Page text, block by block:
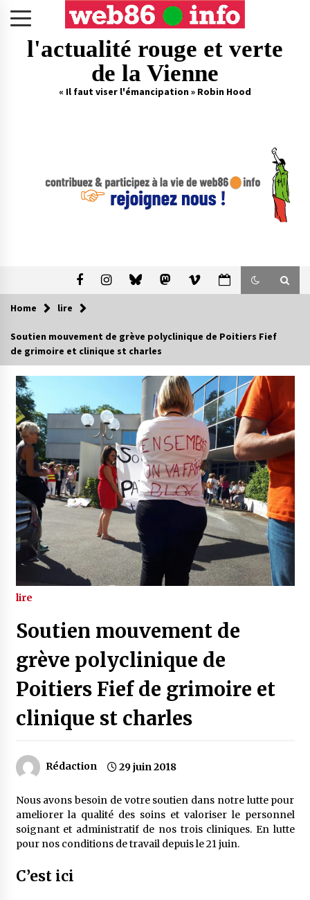
l'actualité rouge et verte
de la Vienne
« Il faut viser l'émancipation » Robin Hood
Home lire
Soutien mouvement de grève polyclinique de Poitiers Fief
de grimoire et clinique st charles
lire
Soutien mouvement de
grève polyclinique de
Poitiers Fief de grimoire et
clinique st charles
Rédaction 29 juin 2018
Nous avons besoin de votre soutien dans notre lutte pour
ameliorer la qualité des soins et valoriser le personnel
soignant et administratif de nos trois cliniques. En lutte
pour nos conditions de travail depuis le 21 juin.
C’est ici